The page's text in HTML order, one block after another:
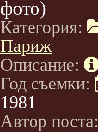
фото)
Категория:
Париж
Описание:
Год съемки:
1981
Автор